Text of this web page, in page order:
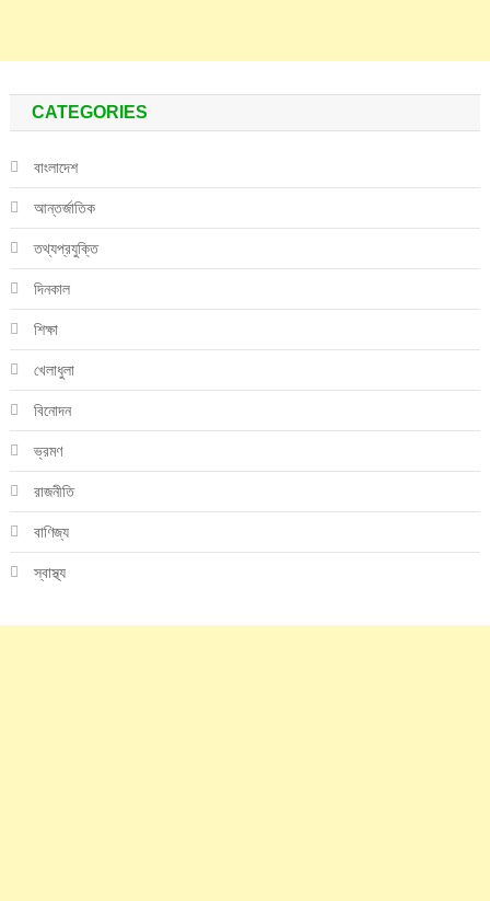
CATEGORIES
বাংলাদেশ
আন্তর্জাতিক
তথ্যপ্রযুক্তি
দিনকাল
শিক্ষা
খেলাধুলা
বিনোদন
ভ্রমণ
রাজনীতি
বাণিজ্য
স্বাস্থ্য